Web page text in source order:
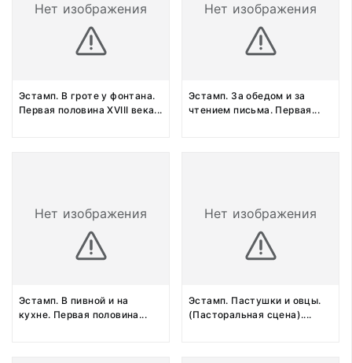
Нет изображения
Эстамп. В гроте у фонтана.
Первая половина XVIII века...
Нет изображения
Эстамп. За обедом и за
чтением письма. Первая ...
Нет изображения
Эстамп. В пивной и на
кухне. Первая половина ...
Нет изображения
Эстамп. Пастушки и овцы.
(Пасторальная сцена)....